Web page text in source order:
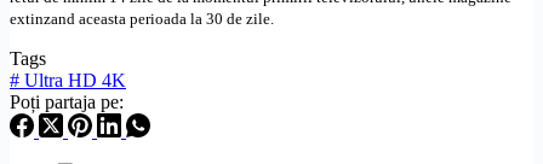
extinzand aceasta perioada la 30 de zile.
Tags
# Ultra HD 4K
Poți partaja pe: